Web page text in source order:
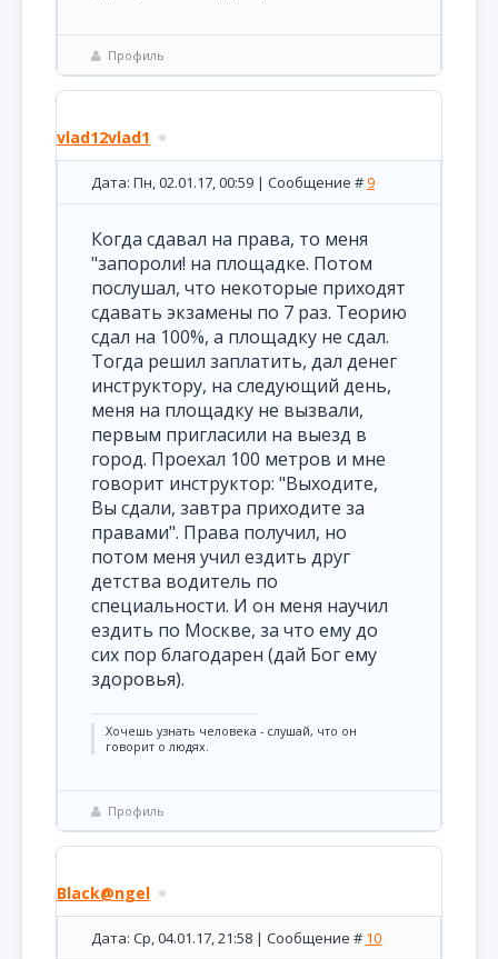
Профиль
vlad12vlad1
Дата: Пн, 02.01.17, 00:59 | Сообщение #9
Когда сдавал на права, то меня
"запороли! на площадке. Потом
послушал, что некоторые приходят
сдавать экзамены по 7 раз. Теорию
сдал на 100%, а площадку не сдал.
Тогда решил заплатить, дал денег
инструктору, на следующий день,
меня на площадку не вызвали,
первым пригласили на выезд в
город. Проехал 100 метров и мне
говорит инструктор: "Выходите,
Вы сдали, завтра приходите за
правами". Права получил, но
потом меня учил ездить друг
детства водитель по
специальности. И он меня научил
ездить по Москве, за что ему до
сих пор благодарен (дай Бог ему
здоровья).
Хочешь узнать человека - слушай, что он
говорит о людях.
Профиль
Black@ngel
Дата: Ср, 04.01.17, 21:58 | Сообщение # 10